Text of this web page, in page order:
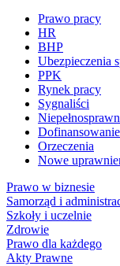
Prawo pracy
HR
BHP
Ubezpieczenia
PPK
Rynek pracy
Sygnaliści
Orzeczenia
Nowe
Prawo w biznesie
Samorząd i
Szkoły i uczelnie
Zdrowie
Prawo dla każdego
Akty Prawne